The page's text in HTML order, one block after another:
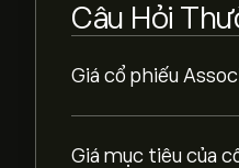
Câu Hỏi
Giá cổ phiếu
Giá mục tiêu của